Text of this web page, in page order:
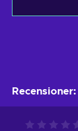
Recensioner: